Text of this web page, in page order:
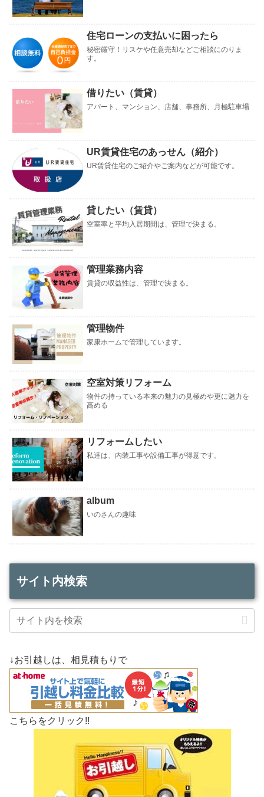
住宅ローンの支払いに困ったら
秘密厳守！リスケや任意売却などご相談にのりま
す。
借りたい（賃貸）
アパート、マンション、店舗、事務所、月極駐車場
UR賃貸住宅のあっせん（紹介）
UR賃貸住宅のご紹介やご案内などが可能です。
貸したい（賃貸）
空室率と平均入居期間は、管理で決まる。
管理業務内容
賃貸の収益性は、管理で決まる。
管理物件
家康ホームで管理しています。
空室対策リフォーム
物件の持っている本来の魅力の見極めや更に魅力を
高める
リフォームしたい
私達は、内装工事や設備工事が得意です。
album
いのさんの趣味
サイト内検索
↓お引越しは、相見積もりで
こちらをクリック!!